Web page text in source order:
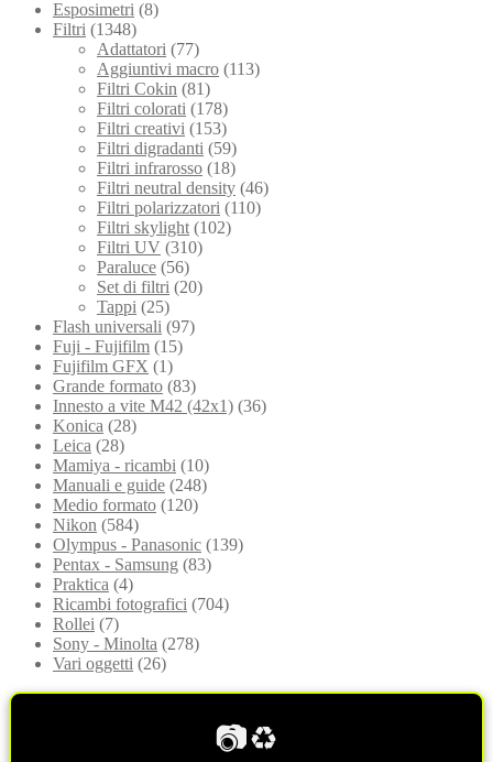
Esposimetri (8)
Filtri (1348)
Adattatori (77)
Aggiuntivi macro (113)
Filtri Cokin (81)
Filtri colorati (178)
Filtri creativi (153)
Filtri digradanti (59)
Filtri infrarosso (18)
Filtri neutral density (46)
Filtri polarizzatori (110)
Filtri skylight (102)
Filtri UV (310)
Paraluce (56)
Set di filtri (20)
Tappi (25)
Flash universali (97)
Fuji - Fujifilm (15)
Fujifilm GFX (1)
Grande formato (83)
Innesto a vite M42 (42x1) (36)
Konica (28)
Leica (28)
Mamiya - ricambi (10)
Manuali e guide (248)
Medio formato (120)
Nikon (584)
Olympus - Panasonic (139)
Pentax - Samsung (83)
Praktica (4)
Ricambi fotografici (704)
Rollei (7)
Sony - Minolta (278)
Vari oggetti (26)
📷♻️